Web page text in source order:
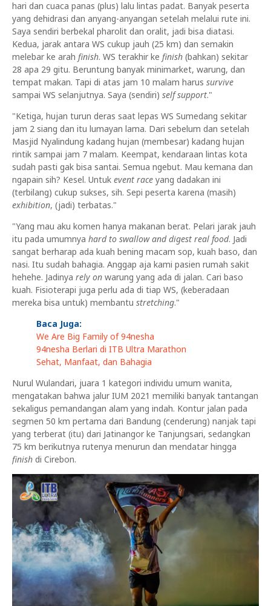
hari dan cuaca panas (plus) lalu lintas padat. Banyak peserta
yang dehidrasi dan anyang-anyangan setelah melalui rute ini.
Saya sendiri berbekal pharolit dan oralit, jadi bisa diatasi.
Kedua, jarak antara WS cukup jauh (25 km) dan semakin
melebar ke arah finish. WS terakhir ke finish (bahkan) sekitar
28 apa 29 gitu. Beruntung banyak minimarket, warung, dan
tempat makan. Tapi di atas jam 10 malam harus survive
sampai WS selanjutnya. Saya (sendiri) self support."
"Ketiga, hujan turun deras saat lepas WS Sumedang sekitar
jam 2 siang dan itu lumayan lama. Dari sebelum dan setelah
Masjid Nyalindung kadang hujan (membesar) kadang hujan
rintik sampai jam 7 malam. Keempat, kendaraan lintas kota
sudah pasti gak bisa santai. Semua ngebut. Mau kemana dan
ngapain sih? Kesel. Untuk event race yang dadakan ini
(terbilang) cukup sukses, sih. Sepi peserta karena (masih)
exhibition, (jadi) terbatas."
"Yang mau aku komen hanya makanan berat. Pelari jarak jauh
itu pada umumnya hard to swallow and digest real food. Jadi
sangat berharap ada kuah bening macam sop, kuah baso, dan
nasi. Itu sudah bahagia. Anggap aja kami pasien rumah sakit
hehehe. Jadinya rely on warung yang ada di jalan. Cari baso
kuah. Fisioterapi juga perlu ada di tiap WS, (keberadaan
mereka bisa untuk) membantu stretching."
Baca Juga:
We Are Big Family of 94nesha
94nesha Berlari di ITB Ultra Marathon
Sehat, Manfaat, dan Bahagia
Nurul Wulandari, juara 1 kategori individu umum wanita,
mengatakan bahwa jalur IUM 2021 memiliki banyak tantangan
sekaligus pemandangan alam yang indah. Kontur jalan pada
segmen 50 km pertama dari Bandung (cenderung) nanjak tapi
yang terberat (itu) dari Jatinangor ke Tanjungsari, sedangkan
75 km berikutnya rutenya menurun dan mendatar hingga
finish di Cirebon.